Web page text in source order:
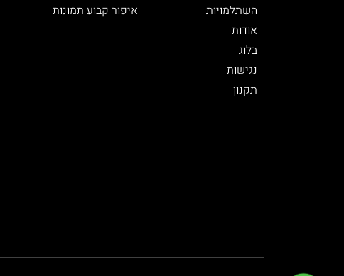
השתלמויות
אודות
בלוג
נגישות
תקנון
איפור קבוע תמונות